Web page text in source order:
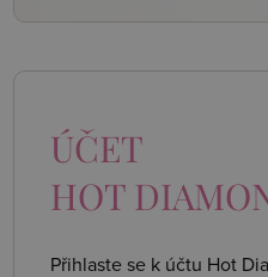
ÚČET
HOT
Přihlaste se k účtu Hot